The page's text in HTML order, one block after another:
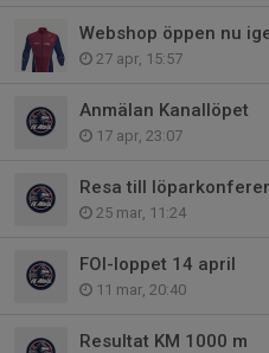
Webshop öppen nu
27 apr, 15:57
Anmälan Kanallöpet
17 apr, 23:07
Resa till
25 mar, 11:24
FOI-loppet 14 april
11 mar, 20:40
Resultat KM 1000 m